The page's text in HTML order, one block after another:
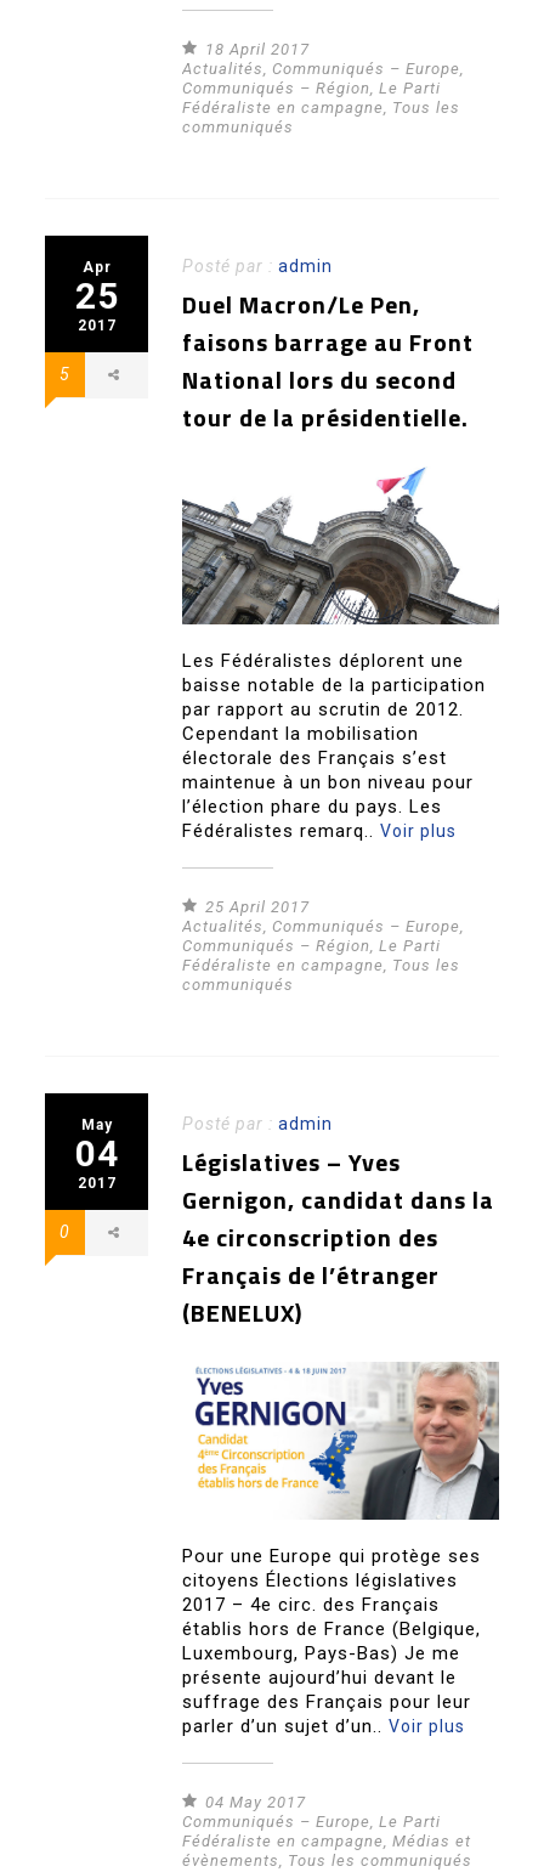
18 April 2017
Actualités, Communiqués – Europe,
Communiqués – Région,Le Parti
Fédéraliste en campagne, Tous les
communiqués
Apr
25
2017
5
Posté par :admin
Duel Macron/Le Pen,
faisons barrage au Front
National lors du second
tour de la présidentielle.
Les Fédéralistes déplorent une
baisse notable de la participation
par rapport au scrutin de 2012.
Cependant la mobilisation
électorale des Français s’est
maintenue à un bon niveau pour
l’élection phare du pays. Les
Fédéralistes remarq..Voir plus
25 April 2017
Actualités, Communiqués – Europe,
Communiqués – Région,Le Parti
Fédéraliste en campagne, Tous les
communiqués
May
04
2017
0
Posté par :admin
Législatives – Yves
Gernigon, candidat dans la
4e circonscription des
Français de l’étranger
(BENELUX)
Pour une Europe qui protège ses
citoyens Élections législatives
2017 – 4e circ. des Français
établis hors de France (Belgique,
Luxembourg, Pays-Bas) Je me
présente aujourd’hui devant le
suffrage des Français pour leur
parler d’un sujet d’un..Voir plus
04 May 2017
Communiqués – Europe,Le Parti
Fédéraliste en campagne,Médias et
évènements, Tous les communiqués